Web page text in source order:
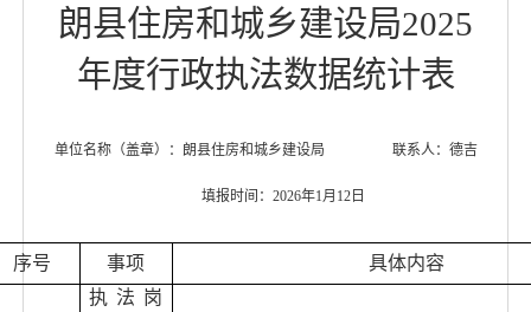
朗县住房和城乡建设局2025
年度行政执法数据统计表
单位名称（盖章）：朗县住房和城乡建设局 联系人：德吉
填报时间： 2026年1月12日
序号 事项 具体内容
执法岗